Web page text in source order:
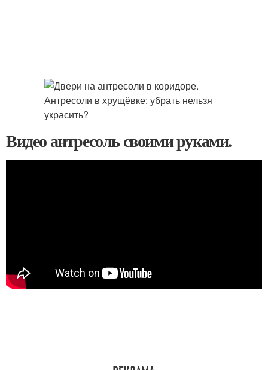
Видео антресоль своими руками.